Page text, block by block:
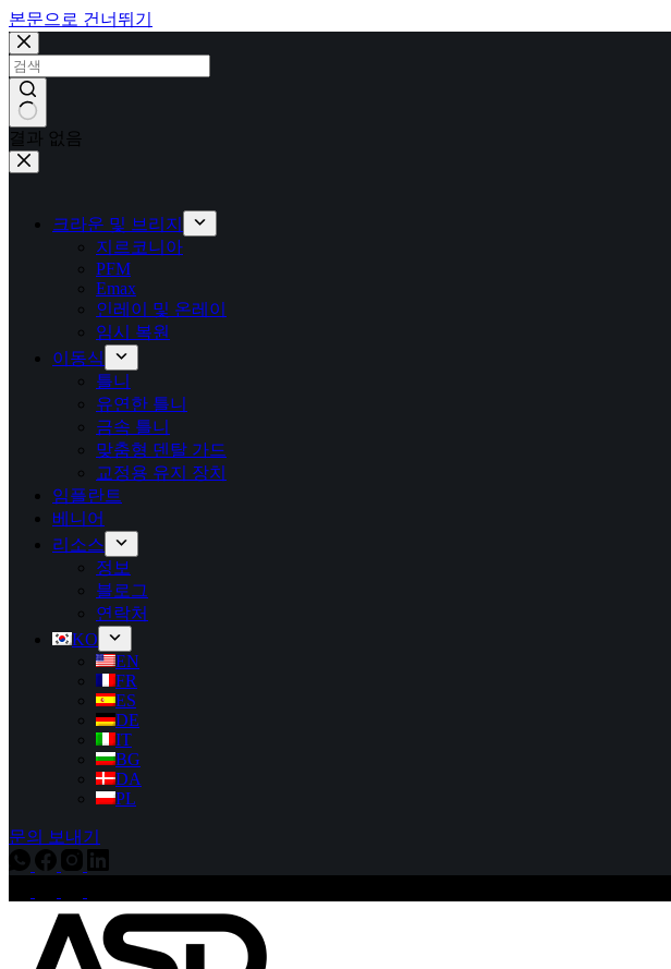
본문으로 건너뛰기
결과 없음
크라운 및 브리지
지르코니아
PFM
Emax
인레이 및 온레이
임시 복원
이동식
틀니
유연한 틀니
금속 틀니
맞춤형 덴탈 가드
교정용 유지 장치
임플란트
베니어
리소스
정보
블로그
연락처
KO
EN
FR
ES
DE
IT
BG
DA
PL
문의 보내기